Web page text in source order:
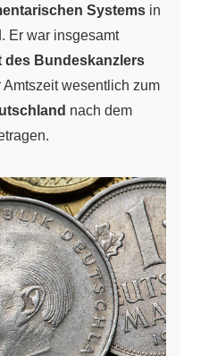
Systems in
Er war insgesamt
des Bundeskanzlers
wesentlich zum
nach dem